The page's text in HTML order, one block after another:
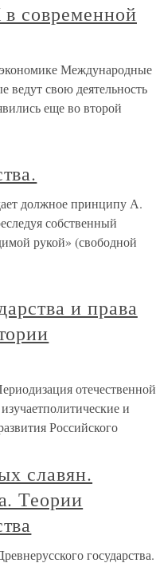
современной
Международные
свою деятельность
еще во второй
должное принципу А.
собственный
рукой» (свободной
и права
отечественной
и
Российского
славян.
Теории
государства.